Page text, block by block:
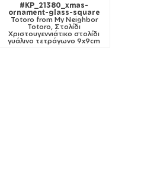
#KP_21380_xmas-
ornament-glass-square
Totoro from My Neighbor
Totoro, Στολίδι
Χριστουγεννιάτικο στολίδι
γυάλινο τετράγωνο 9x9cm